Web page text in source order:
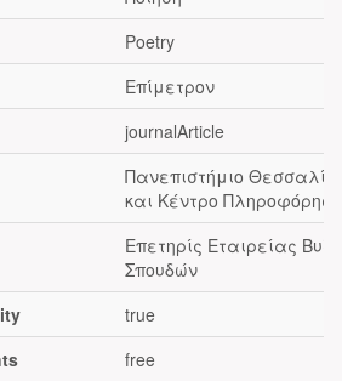
Poetry
Επίμετρον
journalArticle
Πανεπιστήμιο
και Κέντρο
Επετηρίς Εταιρείας
Σπουδών
true
free